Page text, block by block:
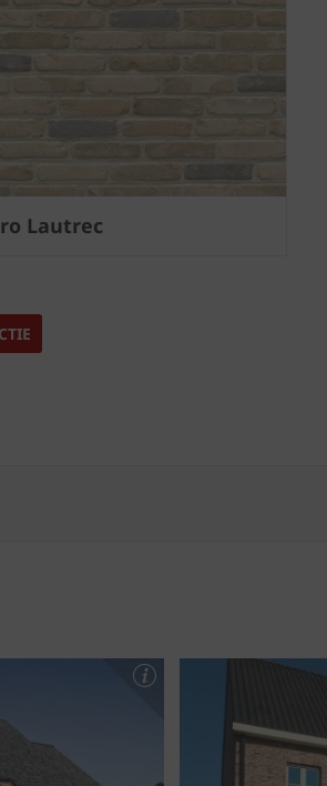
Lautrec